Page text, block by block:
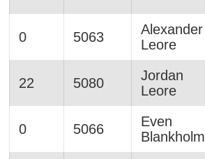
0 5063
Alexander
Leore
22 5080
Jordan
Leore
0 5066
Even
Blankholm